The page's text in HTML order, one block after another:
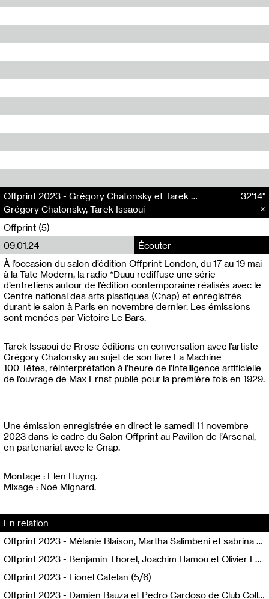
Offprint 2023 - Grégory Chatonsky et Tarek Issaoui (6/6)
Grégory Chatonsky, Tarek Issaoui
32'14"
Offprint (5)
09.01.24
Écouter
À l’occasion du salon d’édition Offprint London, du 17 au 19 mai
à la Tate Modern, la radio *Duuu rediffuse une série
d’entretiens autour de l’édition contemporaine réalisés avec le
Centre national des arts plastiques (Cnap) et enregistrés
durant le salon à Paris en novembre dernier. Les émissions
sont menées par Victoire Le Bars.
Tarek Issaoui de Rrose éditions en conversation avec l’artiste
Grégory Chatonsky au sujet de son livre La Machine
100 Têtes, réinterprétation à l’heure de l’intelligence artificielle
de l’ouvrage de Max Ernst publié pour la première fois en 1929.
Une émission enregistrée en direct le samedi 11 novembre
2023 dans le cadre du Salon Offprint au Pavillon de l’Arsenal,
en partenariat avec le Cnap.
Montage : Elen Huyng.
Mixage : Noé Mignard.
En relation
Offprint 2023 - Mélanie Blaison, Martha Salimbeni et sabrina soyer (4/6)
Offprint 2023 - Benjamin Thorel, Joachim Hamou et Olivier Lebrun (2/6)
Offprint 2023 - Lionel Catelan (5/6)
Offprint 2023 - Damien Bauza et Pedro Cardoso de Club Collecte (3/6)